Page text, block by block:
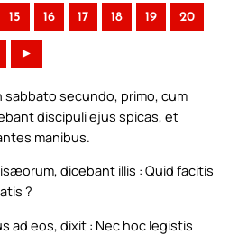
15 16 17 18 19 20
►
sabbato secundo, primo, cum
discipuli ejus spicas, et
manibus.
dicebant illis : Quid facitis
?
ad eos, dixit : Nec hoc legistis